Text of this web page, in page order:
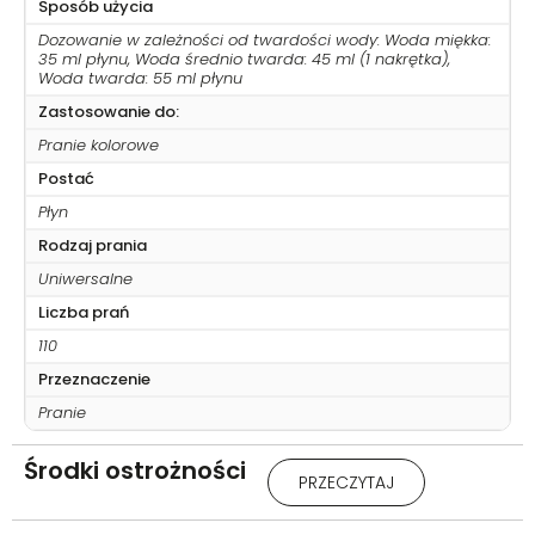
Sposób użycia
Dozowanie w zależności od twardości wody: Woda miękka:
35 ml płynu, Woda średnio twarda: 45 ml (1 nakrętka),
Woda twarda: 55 ml płynu
Zastosowanie do:
Pranie kolorowe
Postać
Płyn
Rodzaj prania
Uniwersalne
Liczba prań
110
Przeznaczenie
Pranie
Środki ostrożności
Uwaga: Chronić przed dziećmi.
Stosować rękawice ochronne
/ odzież ochronną / ochronę
PRZECZYTAJ